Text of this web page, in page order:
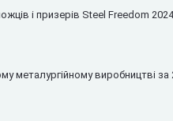
і призерів Steel Freedom 2024
металургійному виробництві за